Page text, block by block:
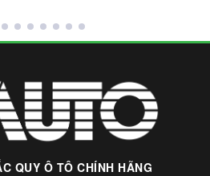
QUY Ô TÔ CHÍNH HÃNG